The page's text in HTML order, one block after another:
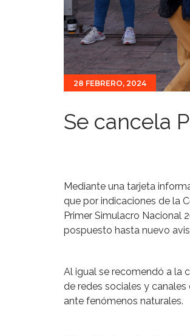
28 FEBRERO, 2024
Se cancela
Mediante una tarjeta
que por indicaciones de la
Primer Simulacro Nacional
pospuesto hasta nuevo
Al igual se recomendó a la
de redes sociales y
ante fenómenos naturales.